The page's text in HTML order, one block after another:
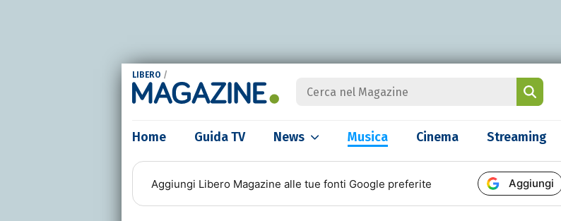
LIBERO /
Home Guida TV News Musica Cinema Streaming
Aggiungi Libero Magazine alle tue fonti Google preferite Aggiungi